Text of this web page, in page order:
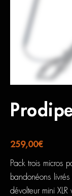
259,00€
Pack trois micros
bandonéons
dévolteur mini